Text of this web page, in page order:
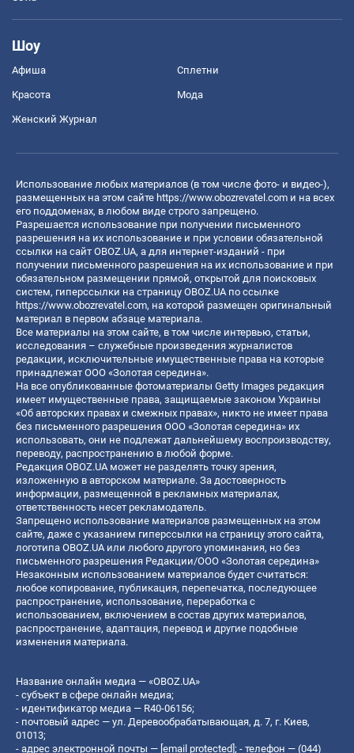
Шоу
Афиша Сплетни
Красота Мода
Женский Журнал
Использование любых материалов (в том числе фото- и видео-),
размещенных на этом сайте https://www.obozrevatel.com и на всех
его поддоменах, в любом виде строго запрещено.
Разрешается использование при получении письменного
разрешения на их использование и при условии обязательной
ссылки на сайт OBOZ.UA, а для интернет-изданий - при
получении письменного разрешения на их использование и при
обязательном размещении прямой, открытой для поисковых
систем, гиперссылки на страницу OBOZ.UA по ссылке
https://www.obozrevatel.com, на которой размещен оригинальный
материал в первом абзаце материала.
Все материалы на этом сайте, в том числе интервью, статьи,
исследования – служебные произведения журналистов
редакции, исключительные имущественные права на которые
принадлежат ООО «Золотая середина».
На все опубликованные фотоматериалы Getty Images редакция
имеет имущественные права, защищаемые законом Украины
«Об авторских правах и смежных правах», никто не имеет права
без письменного разрешения ООО «Золотая середина» их
использовать, они не подлежат дальнейшему воспроизводству,
переводу, распространению в любой форме.
Редакция OBOZ.UA может не разделять точку зрения,
изложенную в авторском материале. За достоверность
информации, размещенной в рекламных материалах,
ответственность несет рекламодатель.
Запрещено использование материалов размещенных на этом
сайте, даже с указанием гиперссылки на страницу этого сайта,
логотипа OBOZ.UA или любого другого упоминания, но без
письменного разрешения Редакции/ООО «Золотая середина»
Незаконным использованием материалов будет считаться:
любое копирование, публикация, перепечатка, последующее
распространение, использование, переработка с
использованием, включением в состав других материалов,
распространение, адаптация, перевод и другие подобные
изменения материала.
Название онлайн медиа — «OBOZ.UA»
- субъект в сфере онлайн медиа;
- идентификатор медиа — R40-06156;
- почтовый адрес — ул. Деревообрабатывающая, д. 7, г. Киев,
01013;
- адрес электронной почты — [email protected] ; - телефон — (044)